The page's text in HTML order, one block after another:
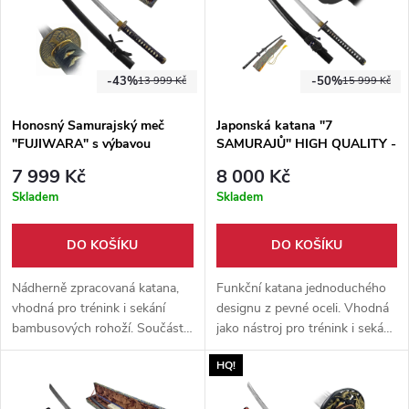
13 999 Kč
-43%
Honosný Samurajský meč
"FUJIWARA" s výbavou
7 999 Kč
Skladem
DO KOŠÍKU
Nádherně zpracovaná katana,
vhodná pro trénink i sekání
bambusových rohoží. Součástí
balení je i výbava na údržbu
krabice.
15 999 Kč
-50%
Japonská katana "7
SAMURAJŮ" HIGH QUALITY -
8 000 Kč
Skladem
DO KOŠÍKU
Funkční katana jednoduchého
designu z pevné oceli. Vhodná
jako nástroj pro trénink i sekání.
Pevná dřevěná pochva součástí
balení + stylový hedvábný háv.
HQ!